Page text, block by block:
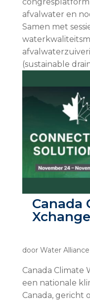
afvalwater en
Samen met
(sustainable
Canada
door Water Alliance
Canada Climate
een nationale
Canada, gericht